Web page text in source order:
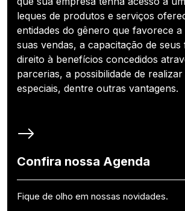
leques de produtos e serviços
entidades do gênero que favorece
suas vendas, a capacitação de
direito à benefícios concedidos
parcerias, a possibilidade de
especiais, dentre outras vantagens.
Confira nossa Agenda
Fique de olho em nossas novidades.